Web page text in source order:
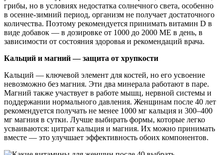
грибы, но в условиях недостатка солнечного света, особенно
в осенне-зимний период, организм не получает достаточного
количества. Поэтому рекомендуется принимать витамин D в
виде добавок — в дозировке от 1000 до 2000 МЕ в день, в
зависимости от состояния здоровья и рекомендаций врача.
Кальций и магний — защита от хрупкости
Кальций — ключевой элемент для костей, но его усвоение
невозможно без магния. Эти два минерала работают в паре.
Магний также участвует в работе мышц, нервной системы и
поддержании нормального давления. Женщинам после 40 лет
рекомендуется получать не менее 1000 мг кальция и 300–400
мг магния в сутки. Лучше выбирать формы, которые легко
усваиваются: цитрат кальция и магния. Их можно принимать
вместе — это улучшает эффективность обоих компонентов.